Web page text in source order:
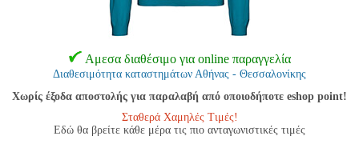
Αμεσα διαθέσιμο για online παραγγελία
Διαθεσιμότητα καταστημάτων Αθήνας - Θεσσαλονίκης
Χωρίς έξοδα αποστολής για παραλαβή από οποιοδήποτε eshop point!
Σταθερά Χαμηλές Τιμές!
Εδώ θα βρείτε κάθε μέρα τις πιο ανταγωνιστικές τιμές